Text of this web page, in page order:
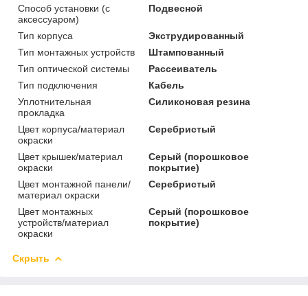
Способ установки (с
аксессуаром)
Подвесной
Тип корпуса
Экструдированный
Тип монтажных устройств
Штампованный
Тип оптической системы
Рассеиватель
Тип подключения
Кабель
Уплотнительная
прокладка
Силиконовая резина
Цвет корпуса/материал
окраски
Серебристый
Цвет крышек/материал
окраски
Серый (порошковое
покрытие)
Цвет монтажной панели/
материал окраски
Серебристый
Цвет монтажных
устройств/материал
окраски
Серый (порошковое
покрытие)
Скрыть